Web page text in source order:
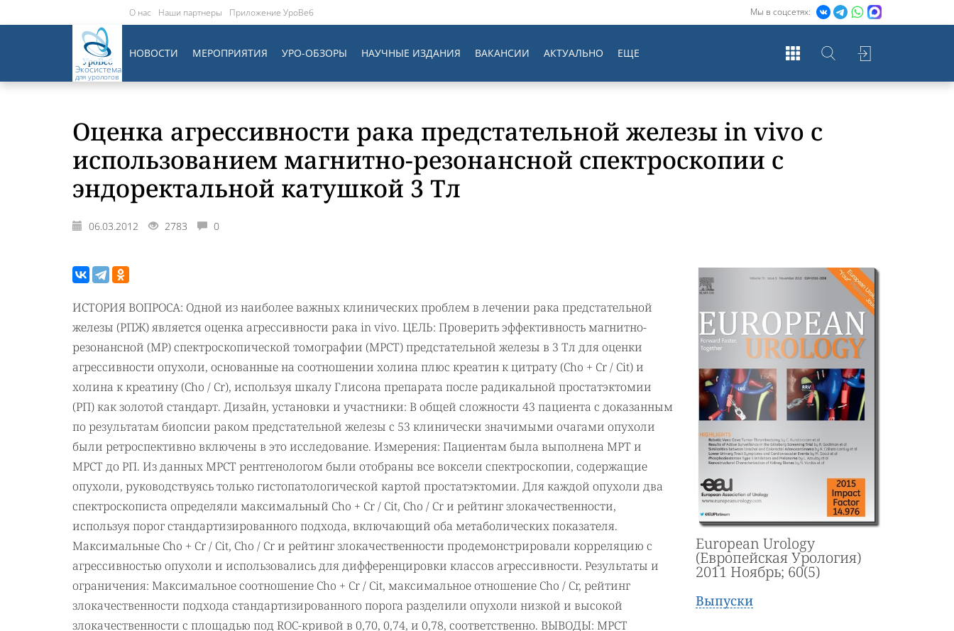
Мы в соцсетях:
О нас Наши партнеры Приложение УроВеб
Экосистема
для урологов
НОВОСТИ МЕРОПРИЯТИЯ УРО-ОБЗОРЫ НАУЧНЫЕ ИЗДАНИЯ ВАКАНСИИ АКТУАЛЬНО ЕЩЕ
Оценка агрессивности рака предстательной железы in vivo с
использованием магнитно-резонансной спектроскопии с
эндоректальной катушкой 3 Тл
06.03.2012 2783 0
ИСТОРИЯ ВОПРОСА: Одной из наиболее важных клинических проблем в лечении рака предстательной
железы (РПЖ) является оценка агрессивности рака in vivo. ЦЕЛЬ: Проверить эффективность магнитно-
резонансной (МР) спектроскопической томографии (МРСТ) предстательной железы в 3 Тл для оценки
агрессивности опухоли, основанные на соотношении холина плюс креатин к цитрату (Cho + Cr / Cit) и
холина к креатину (Cho / Cr), используя шкалу Глисона препарата после радикальной простатэктомии
(РП) как золотой стандарт. Дизайн, установки и участники: В общей сложности 43 пациента с доказанным
по результатам биопсии раком предстательной железы с 53 клинически значимыми очагами опухоли
были ретроспективно включены в это исследование. Измерения: Пациентам была выполнена МРТ и
МРСТ до РП. Из данных МРСТ рентгенологом были отобраны все воксели спектроскопии, содержащие
опухоли, руководствуясь только гистопатологической картой простатэктомии. Для каждой опухоли два
спектроскописта определяли максимальный Cho + Cr / Cit, Cho / Cr и рейтинг злокачественности,
используя порог стандартизированного подхода, включающий оба метаболических показателя.
Максимальные Cho + Cr / Cit, Cho / Cr и рейтинг злокачественности продемонстрировали корреляцию с
агрессивностью опухоли и использовались для дифференцировки классов агрессивности. Результаты и
ограничения: Максимальное соотношение Cho + Cr / Cit, максимальное отношение Cho / Cr, рейтинг
злокачественности подхода стандартизированного порога разделили опухоли низкой и высокой
злокачественности с площадью под ROC-кривой в 0,70, 0,74, и 0,78, соответственно. ВЫВОДЫ: МРСТ
European Urology
(Европейская Урология)
2011 Ноябрь; 60(5)
Выпуски